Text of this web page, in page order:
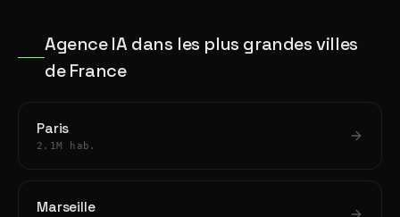
Agence IA dans les plus grandes villes
de France
Paris
2.1M hab.
Marseille